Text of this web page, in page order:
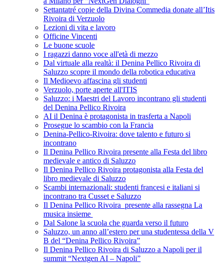
Settantatré copie della Divina Commedia donate all’Itis
Rivoira di Verzuolo
Lezioni di vita e lavoro
Officine Vincenti
Le buone scuole
I ragazzi danno voce all'età di mezzo
Dal virtuale alla realtà: il Denina Pellico Rivoira di
Saluzzo scopre il mondo della robotica educativa
Il Medioevo affascina gli studenti
Verzuolo, porte aperte all'ITIS
Saluzzo: i Maestri del Lavoro incontrano gli studenti
del Denina Pellico Rivoira
AI il Denina è protagonista in trasferta a Napoli
Prosegue lo scambio con la Francia
Denina-Pellico-Rivoira: dove talento e futuro si
incontrano
Il Denina Pellico Rivoira presente alla Festa del libro
medievale e antico di Saluzzo
Il Denina Pellico Rivoira protagonista alla Festa del
libro medievale di Saluzzo
Scambi internazionali: studenti francesi e italiani si
incontrano tra Cusset e Saluzzo
Il Denina Pellico Rivoira presente alla rassegna La
musica insieme
Dal Salone la scuola che guarda verso il futuro
Saluzzo, un anno all’estero per una studentessa della V
B del “Denina Pellico Rivoira”
Il Denina Pellico Rivoira di Saluzzo a Napoli per il
summit “Nextgen AI – Napoli”